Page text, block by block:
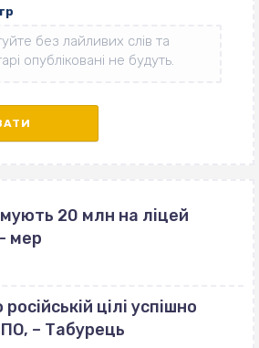
20 млн на ліцей
мер
цілі успішно
– Табурець